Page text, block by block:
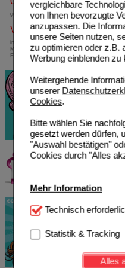
vergleichbare
von Ihnen bevorzugte
anzupassen. Die
unsere Seiten nutzen,
zu optimieren oder z.B.
Werbung einblenden zu
Weitergehende
unserer
Cookies.
Bitte wählen Sie
gesetzt werden dürfen,
"Auswahl bestätigen"
Cookies durch "Alles
Mehr Information
Technisch Notwendig:
Website notwendig sind
Kundenkonto),
werden kann.
Technisch
Statistik & Tracking
Alles
gebührenfreie Rufnummer
Versandkostenfrei
innerhalb Deutschlands bei einem
Mindestbestellwert von 13,99 Euro oder bei
Einsendung eines Kassenrezeptes